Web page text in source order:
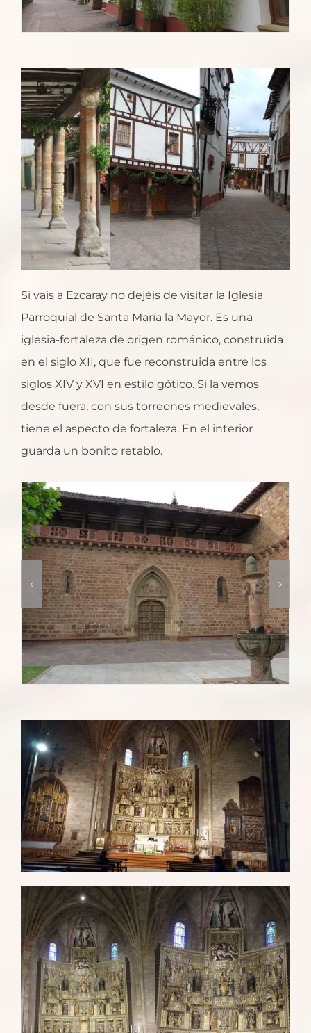
Si vais a Ezcaray no dejéis de visitar la Iglesia
Parroquial de Santa María la Mayor. Es una
iglesia-fortaleza de origen románico, construida
en el siglo XII, que fue reconstruida entre los
siglos XIV y XVI en estilo gótico. Si la vemos
desde fuera, con sus torreones medievales,
tiene el aspecto de fortaleza. En el interior
guarda un bonito retablo.